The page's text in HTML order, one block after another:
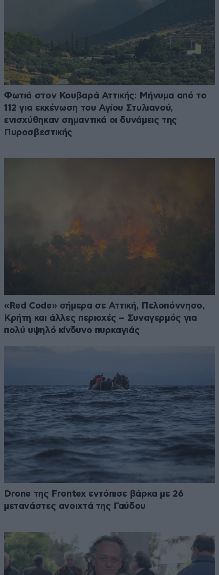
Φωτιά στον Κουβαρά Αττικής: Μήνυμα από το
112 για εκκένωση του Αγίου Στυλιανού,
ενισχύθηκαν σημαντικά οι δυνάμεις της
Πυροσβεστικής
«Red Code» σήμερα σε Αττική, Πελοπόννησο,
Κρήτη και άλλες περιοχές – Συναγερμός για
πολύ υψηλό κίνδυνο πυρκαγιάς
Drone της Frontex εντόπισε βάρκα με 26
μετανάστες ανοιχτά της Γαύδου